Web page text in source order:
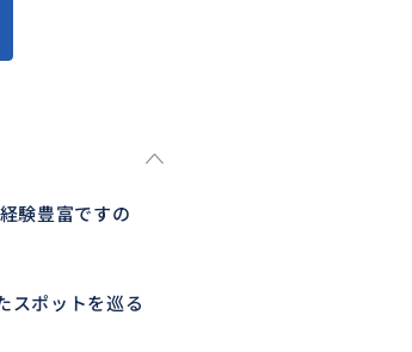
験豊富ですの
スポットを巡る